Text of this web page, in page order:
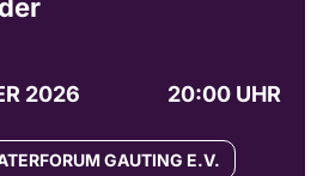
2026
20:00 UHR
GAUTING E.V.